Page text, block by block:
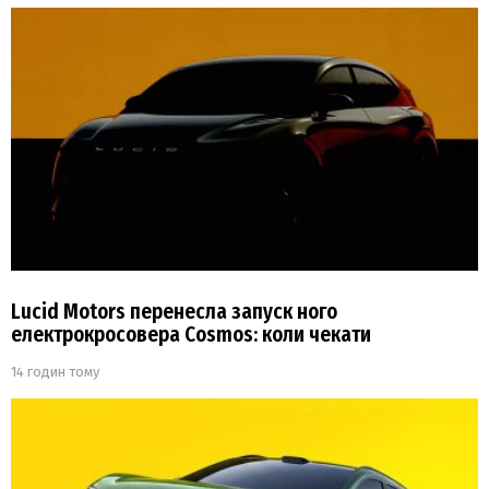
Lucid Motors перенесла запуск ного
електрокросовера Cosmos: коли чекати
14 годин тому